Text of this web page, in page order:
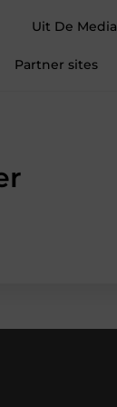
willen schakelen
Uit De Media
Partner sites